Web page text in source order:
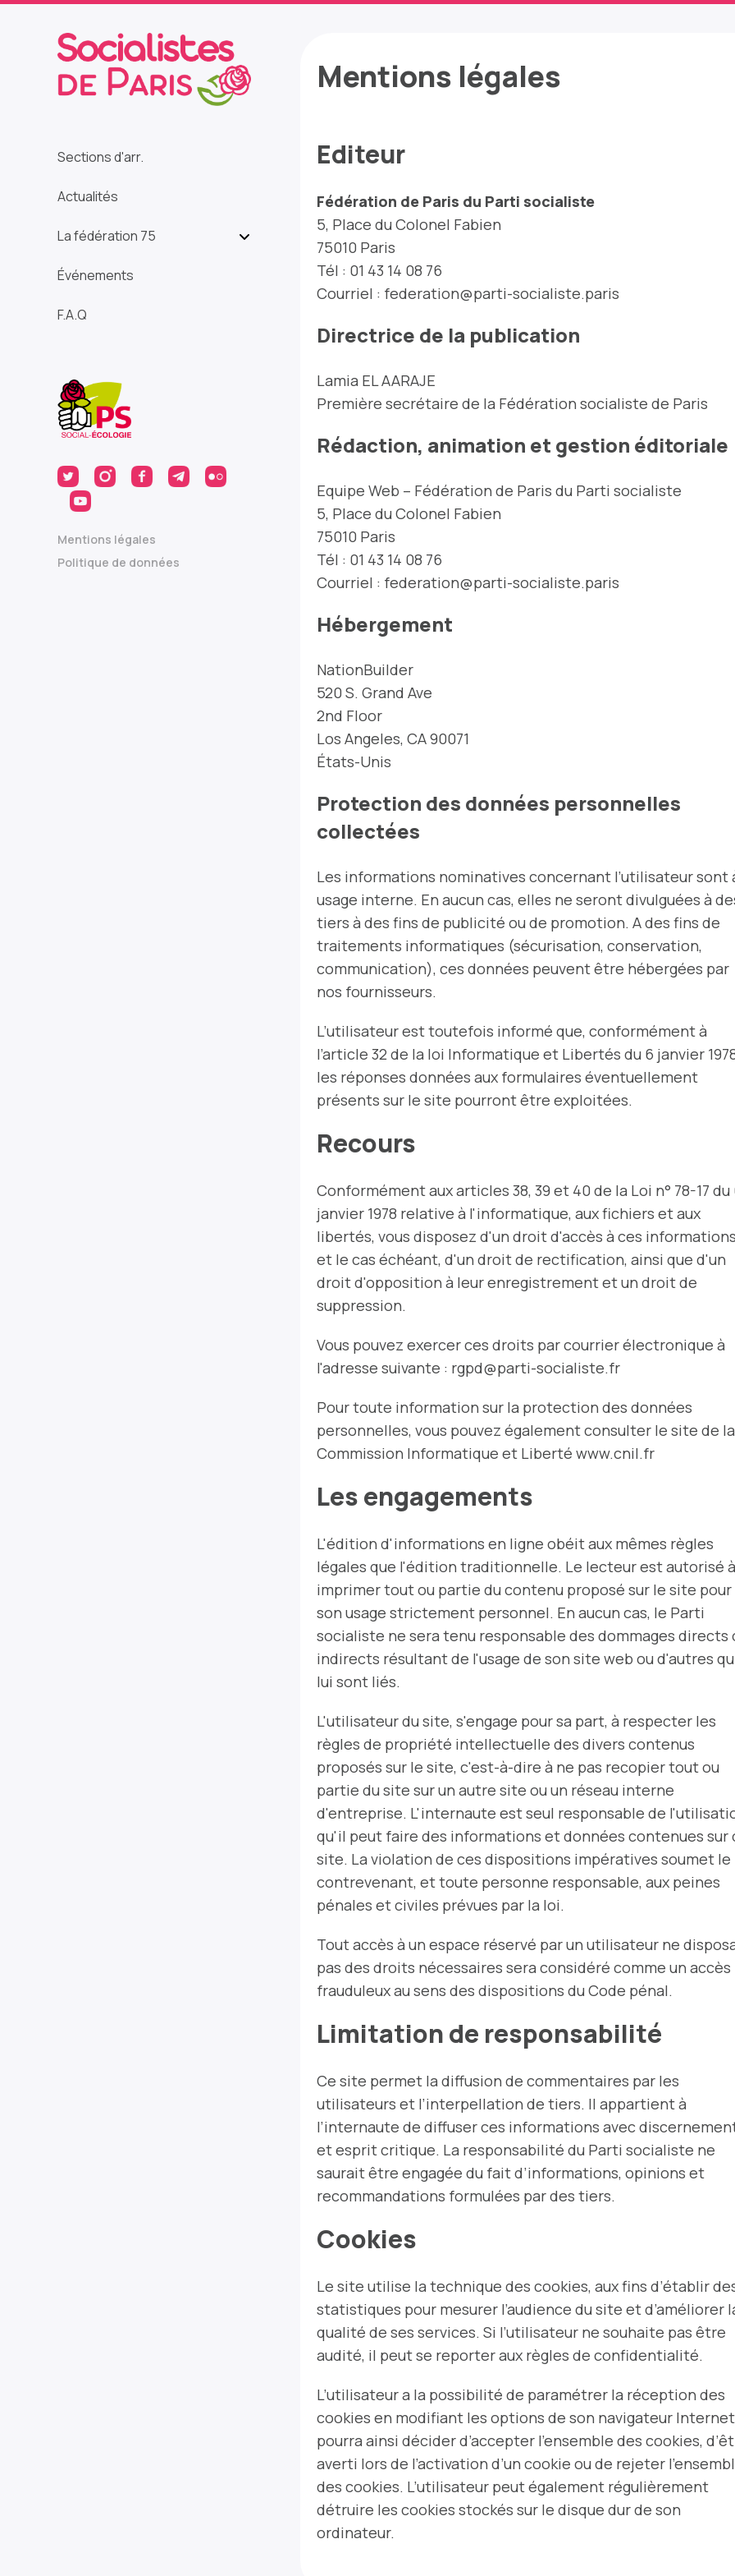
Sections d'arr.
Actualités
La fédération 75
Événements
F.A.Q
Mentions légales
Politique de données
Mentions légales
Editeur
Fédération de Paris du Parti socialiste
5, Place du Colonel Fabien
75010 Paris
Tél : 01 43 14 08 76
Courriel : federation@parti-socialiste.paris
Directrice de la publication
Lamia EL AARAJE
Première secrétaire de la Fédération socialiste de Paris
Rédaction, animation et gestion éditoriale
Equipe Web – Fédération de Paris du Parti socialiste
5, Place du Colonel Fabien
75010 Paris
Tél : 01 43 14 08 76
Courriel : federation@parti-socialiste.paris
Hébergement
NationBuilder
520 S. Grand Ave
2nd Floor
Los Angeles, CA 90071
États-Unis
Protection des données personnelles
collectées
Les informations nominatives concernant l’utilisateur sont
usage interne. En aucun cas, elles ne seront divulguées à
tiers à des fins de publicité ou de promotion. A des fins de
traitements informatiques (sécurisation, conservation,
communication), ces données peuvent être hébergées par
nos fournisseurs.
L’utilisateur est toutefois informé que, conformément à
l’article 32 de la loi Informatique et Libertés du 6 janvier
les réponses données aux formulaires éventuellement
présents sur le site pourront être exploitées.
Recours
Conformément aux articles 38, 39 et 40 de la Loi n° 78-17 du
janvier 1978 relative à l'informatique, aux fichiers et aux
libertés, vous disposez d'un droit d'accès à ces
et le cas échéant, d'un droit de rectification, ainsi que d'un
droit d'opposition à leur enregistrement et un droit de
suppression.
Vous pouvez exercer ces droits par courrier électronique à
l'adresse suivante : rgpd@parti-socialiste.fr
Pour toute information sur la protection des données
personnelles, vous pouvez également consulter le site de la
Commission Informatique et Liberté www.cnil.fr
Les engagements
L'édition d'informations en ligne obéit aux mêmes règles
légales que l'édition traditionnelle. Le lecteur est autorisé à
imprimer tout ou partie du contenu proposé sur le site pour
son usage strictement personnel. En aucun cas, le Parti
socialiste ne sera tenu responsable des dommages directs
indirects résultant de l'usage de son site web ou d'autres
lui sont liés.
L'utilisateur du site, s'engage pour sa part, à respecter les
règles de propriété intellectuelle des divers contenus
proposés sur le site, c'est-à-dire à ne pas recopier tout ou
partie du site sur un autre site ou un réseau interne
d'entreprise. L'internaute est seul responsable de
qu'il peut faire des informations et données contenues sur
site. La violation de ces dispositions impératives soumet le
contrevenant, et toute personne responsable, aux peines
pénales et civiles prévues par la loi.
Tout accès à un espace réservé par un utilisateur ne
pas des droits nécessaires sera considéré comme un accès
frauduleux au sens des dispositions du Code pénal.
Limitation de responsabilité
Ce site permet la diffusion de commentaires par les
utilisateurs et l’interpellation de tiers. Il appartient à
l’internaute de diffuser ces informations avec
et esprit critique. La responsabilité du Parti socialiste ne
saurait être engagée du fait d’informations, opinions et
recommandations formulées par des tiers.
Cookies
Le site utilise la technique des cookies, aux fins d’établir
statistiques pour mesurer l’audience du site et d’améliorer
qualité de ses services. Si l’utilisateur ne souhaite pas être
audité, il peut se reporter aux règles de confidentialité.
L’utilisateur a la possibilité de paramétrer la réception des
cookies en modifiant les options de son navigateur
pourra ainsi décider d’accepter l’ensemble des cookies,
averti lors de l’activation d’un cookie ou de rejeter
des cookies. L’utilisateur peut également régulièrement
détruire les cookies stockés sur le disque dur de son
ordinateur.